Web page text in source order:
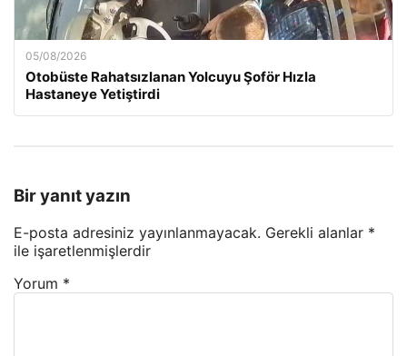
05/08/2026
Otobüste Rahatsızlanan Yolcuyu Şoför Hızla
Hastaneye Yetiştirdi
Bir yanıt yazın
E-posta adresiniz yayınlanmayacak. Gerekli alanlar *
ile işaretlenmişlerdir
Yorum *